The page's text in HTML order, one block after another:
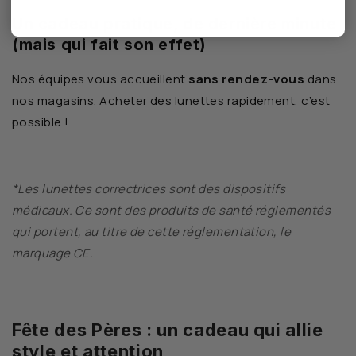
(mais qui fait son effet)
Nos équipes vous accueillent sans rendez-vous dans
nos magasins. Acheter des lunettes rapidement, c’est
possible !
*Les lunettes correctrices sont des dispositifs
médicaux. Ce sont des produits de santé réglementés
qui portent, au titre de cette réglementation, le
marquage CE.
Fête des Pères : un cadeau qui allie
style et attention